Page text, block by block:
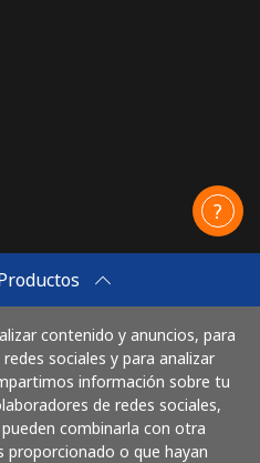
contenido y anuncios, para
sociales y para analizar
información sobre tu
de redes sociales,
combinarla con otra
proporcionado o que hayan
con